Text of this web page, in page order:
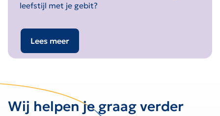
leefstijl met je gebit?
Lees meer
Wij helpen je graag verder